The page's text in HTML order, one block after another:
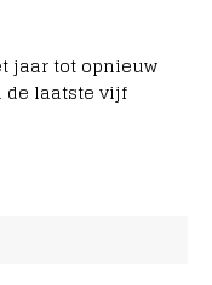
jaar tot opnieuw
de laatste vijf